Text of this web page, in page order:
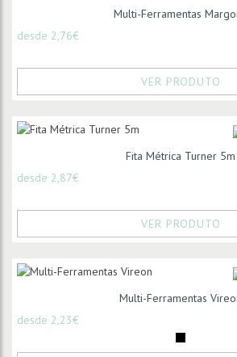
Multi-Ferramentas
desde 2,76€
VER PRODUTO
Fita Métrica Turner 5m
desde 2,87€
VER PRODUTO
Multi-Ferramentas
desde 2,23€